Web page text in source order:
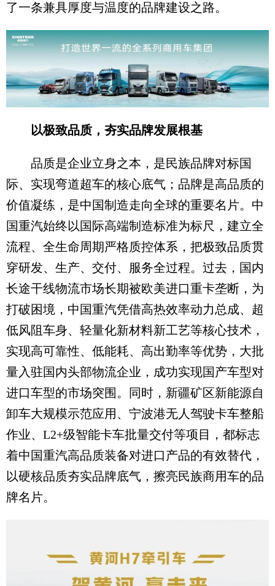
了一条兼具厚度与温度的品牌建设之路。
以极致品质，夯实品牌发展根基
品质是企业立身之本，是民族品牌对标国
际、实现弯道超车的核心底气；品牌是高品质的
价值凝练，是中国制造走向全球的重要名片。中
国重汽始终以国际高端制造标准为标尺，建立全
流程、全生命周期严格质控体系，把极致品质贯
穿研发、生产、交付、服务全过程。过去，国内
长途干线物流市场长期被欧美进口重卡垄断，为
打破困境，中国重汽凭借高热效率动力总成、超
低风阻车身、轻量化新材料新工艺等核心技术，
实现高可靠性、低能耗、高出勤率等优势，大批
量入驻国内头部物流企业，成功实现国产车型对
进口车型的市场突围。同时，新疆矿区新能源自
卸车大规模示范应用、宁波港无人驾驶卡车整船
作业、L2+级智能卡车批量交付等项目，都标志
着中国重汽高品质装备对进口产品的有效替代，
以硬核品质夯实品牌底气，擦亮民族商用车的品
牌名片。